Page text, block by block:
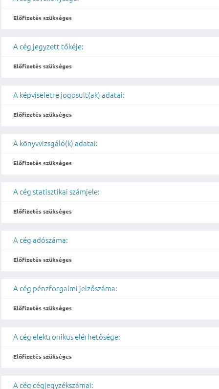
Előfizetés szükséges
A cég jegyzett tőkéje:
Előfizetés szükséges
A képviseletre jogosult(ak) adatai:
Előfizetés szükséges
A könyvvizsgáló(k) adatai:
Előfizetés szükséges
A cég statisztikai számjele:
Előfizetés szükséges
A cég adószáma:
Előfizetés szükséges
A cég pénzforgalmi jelzőszáma:
Előfizetés szükséges
A cég elektronikus elérhetősége:
Előfizetés szükséges
A cég cégjegyzékszámai: